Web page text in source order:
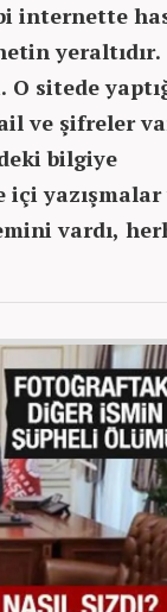
internette
yeraltıdır.
sitede
ve şifreler
bilgiye
yazışmalar
vardı,